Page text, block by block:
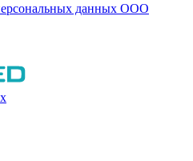
данных ООО